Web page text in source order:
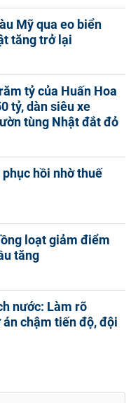
Mỹ qua eo biển
tăng trở lại
tỷ của Huấn Hoa
tỷ, dàn siêu xe
tùng Nhật đắt đỏ
hồi nhờ thuế
loạt giảm điểm
tăng
nước: Làm rõ
chậm tiến độ, đội